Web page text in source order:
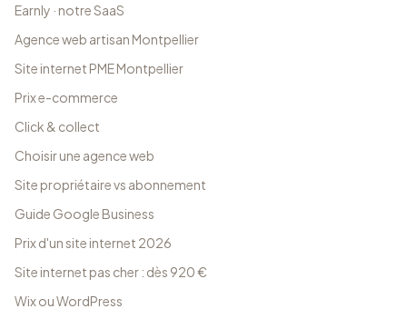
Earnly · notre SaaS
Agence web artisan Montpellier
Site internet PME Montpellier
Prix e-commerce
Click & collect
Choisir une agence web
Site propriétaire vs abonnement
Guide Google Business
Prix d'un site internet 2026
Site internet pas cher : dès 920 €
Wix ou WordPress